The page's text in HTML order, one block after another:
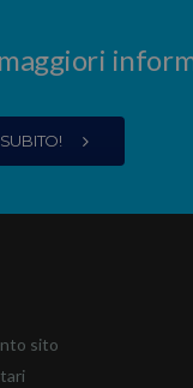
sito